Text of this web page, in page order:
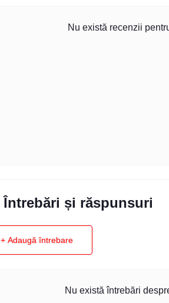
Nu există recenzii
Întrebări și răspunsuri
+ Adaugă întrebare
Nu există întrebări